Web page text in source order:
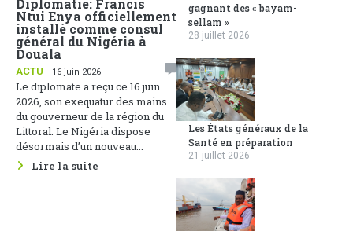
Diplomatie: Francis
Ntui Enya officiellement
installé comme consul
général du Nigéria à
Douala
ACTU - 16 juin 2026
Le diplomate a reçu ce 16 juin
2026, son exequatur des mains
du gouverneur de la région du
Littoral. Le Nigéria dispose
désormais d’un nouveau...
Lire la suite
gagnant des « bayam-
sellam »
28 juillet 2026
Les États généraux de la
Santé en préparation
21 juillet 2026